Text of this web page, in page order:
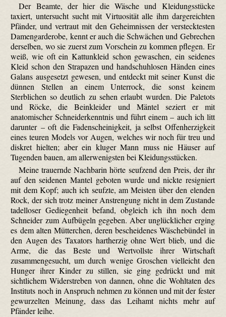
Der Beamte, der hier die Wäsche und Kleidungsstücke
taxiert, untersucht sucht mit Virtuosität alle ihm dargereichten
Pfänder, und vertraut mit den Geheimnissen der verstecktesten
Damengarderobe, kennt er auch die Schwächen und Gebrechen
derselben, wo sie zuerst zum Vorschein zu kommen pflegen. Er
weiß, wie oft ein Kattunkleid schon gewaschen, ein seidenes
Kleid schon den Strapazen und hand­schuh­losen Händen eines
Galans ausgesetzt gewesen, und entdeckt mit seiner Kunst die
dünnen Stellen an einem Unterrock, die sonst keinem
Sterblichen so deutlich zu sehen erlaubt wurden. Die Paletots
und Röcke, die Beinkleider und Mäntel seziert er mit
anatomischer Schneiderkenntnis und führt einem – auch ich litt
darunter – oft die Fadenscheinigkeit, ja selbst Offenherzigkeit
eines teuren Models vor Augen, welches wir noch für treu und
diskret hielten; aber ein kluger Mann muss nie Häuser auf
Tugenden bauen, am allerwenigsten bei Kleidungsstücken.
Meine trauernde Nachbarin hörte seufzend den Preis, der ihr
auf den seidenen Mantel geboten wurde und nickte resigniert
mit dem Kopf; auch ich seufzte, am Meisten über den elenden
Rock, der sich trotz meiner Anstrengung nicht in dem Zustande
tadelloser Gediegenheit befand, obgleich ich ihn noch dem
Schneider zum Aufbügeln gegeben. Aber unglücklicher erging
es dem alten Mütterchen, deren bescheidenes Wäschebündel in
den Augen des Taxators hartherzig ohne Wert blieb, und die
Arme, die das Beste und Wertvollste ihrer Wirtschaft
zusammengesucht, um durch wenige Groschen vielleicht den
Hunger ihrer Kinder zu stillen, sie ging gedrückt und mit
sichtlichem Widerstreben von dannen, ohne die Wohltaten des
Instituts noch in Anspruch nehmen zu können und mit der fester
gewurzelten Meinung, dass das Leihamt nichts mehr auf
Pfänder leihe.